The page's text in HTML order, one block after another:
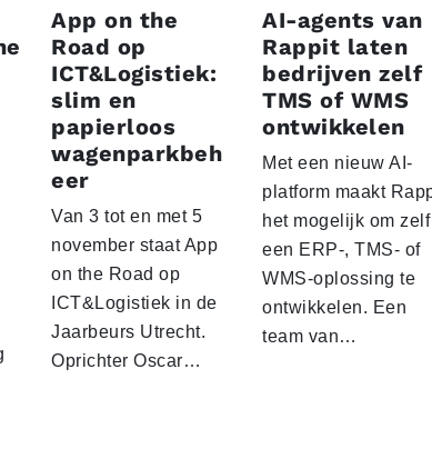
App on the
Road op
ICT&Logistiek:
slim en
papierloos
wagenparkbeh
eer
Van 3 tot en met 5
november staat App
on the Road op
ICT&Logistiek in de
Jaarbeurs Utrecht.
Oprichter Oscar…
AI-agents van
Rappit laten
bedrijven zelf
TMS of WMS
ontwikkelen
Met een nieuw AI-
platform maakt
het mogelijk om zelf
een ERP-, TMS- of
WMS-oplossing te
ontwikkelen. Een
team van…